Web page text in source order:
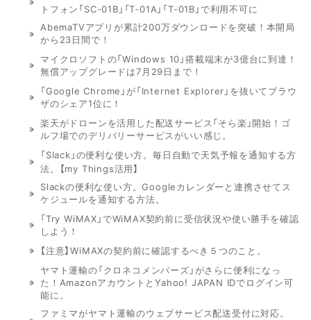
トフォン「SC-01B」「T-01A」「T-01B」で利用不可に
AbemaTVアプリが累計200万ダウンロードを突破！本開局
から23日間で！
マイクロソフトの「Windows 10」搭載端末が3億台に到達！
無償アップグレードは7月29日まで！
「Google Chrome」が「Internet Explorer」を抜いてブラウ
ザのシェア1位に！
楽天がドローンを活用した配送サービス「そら楽」開始！ゴ
ルフ場でのデリバリーサービスがいい感じ。
「Slack」の便利な使い方。毎日自動で天気予報を通知する方
法。【my Things活用】
Slackの便利な使い方。Googleカレンダーと連携させてス
ケジュールを通知する方法。
「Try WiMAX」でWiMAX契約前に受信状況や使い勝手を確認
しよう！
【注意】WiMAXの契約前に確認するべき５つのこと。
ヤマト運輸の「クロネコメンバーズ」がさらに便利になっ
た！AmazonアカウントとYahoo! JAPAN IDでログイン可
能に。
ファミマがヤマト運輸のウェブサービス配送受付に対応。